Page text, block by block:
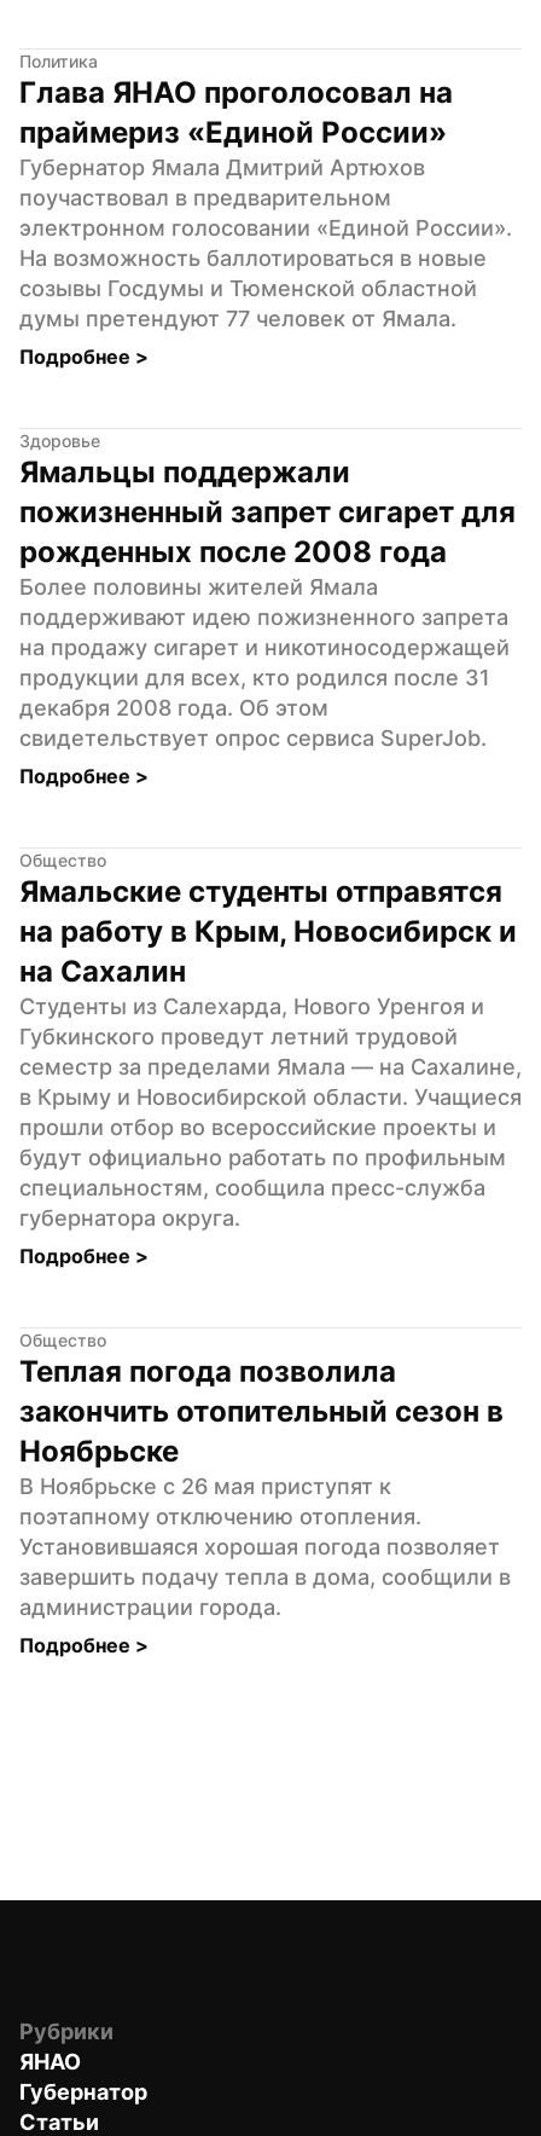
Политика
Глава ЯНАО проголосовал на
праймериз «Единой России»
Губернатор Ямала Дмитрий Артюхов
поучаствовал в предварительном
электронном голосовании «Единой России».
На возможность баллотироваться в новые
созывы Госдумы и Тюменской областной
думы претендуют 77 человек от Ямала.
Подробнее >
Здоровье
Ямальцы поддержали
пожизненный запрет сигарет для
рожденных после 2008 года
Более половины жителей Ямала
поддерживают идею пожизненного запрета
на продажу сигарет и никотиносодержащей
продукции для всех, кто родился после 31
декабря 2008 года. Об этом
свидетельствует опрос сервиса SuperJob.
Подробнее >
Общество
Ямальские студенты отправятся
на работу в Крым, Новосибирск и
на Сахалин
Студенты из Салехарда, Нового Уренгоя и
Губкинского проведут летний трудовой
семестр за пределами Ямала — на Сахалине,
в Крыму и Новосибирской области. Учащиеся
прошли отбор во всероссийские проекты и
будут официально работать по профильным
специальностям, сообщила пресс-служба
губернатора округа.
Подробнее >
Общество
Теплая погода позволила
закончить отопительный сезон в
Ноябрьске
В Ноябрьске с 26 мая приступят к
поэтапному отключению отопления.
Установившаяся хорошая погода позволяет
завершить подачу тепла в дома, сообщили в
администрации города.
Подробнее >
Рубрики
ЯНАО
Губернатор
Статьи